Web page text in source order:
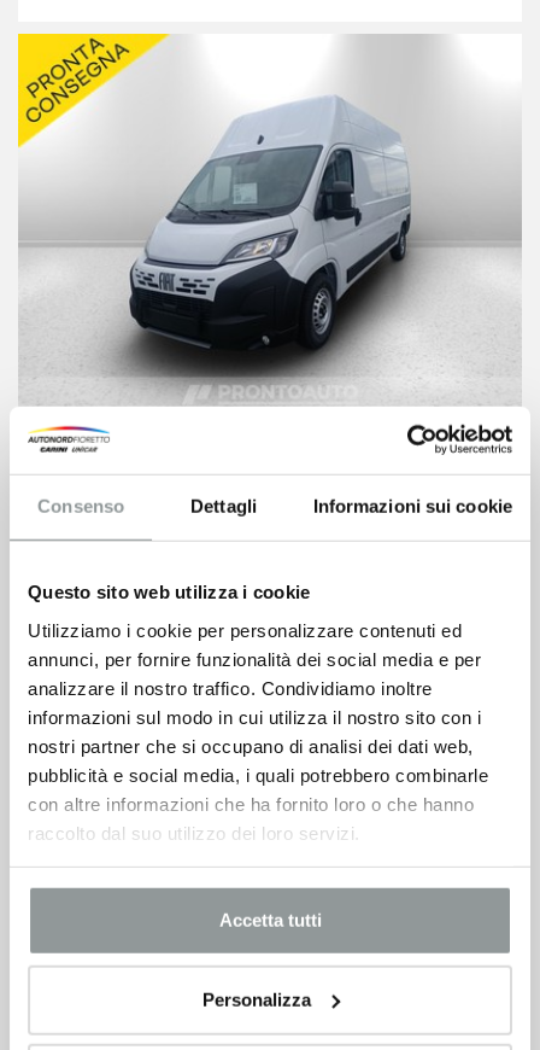
Consenso Dettagli Informazioni sui cookie
Questo sito web utilizza i cookie
Utilizziamo i cookie per personalizzare contenuti ed
annunci, per fornire funzionalità dei social media e per
analizzare il nostro traffico. Condividiamo inoltre
informazioni sul modo in cui utilizza il nostro sito con i
nostri partner che si occupano di analisi dei dati web,
pubblicità e social media, i quali potrebbero combinarle
con altre informazioni che ha fornito loro o che hanno
raccolto dal suo utilizzo dei loro servizi.
Accetta tutti
Personalizza
Fiat Ducato
31.700€
VEDI SCHEDA